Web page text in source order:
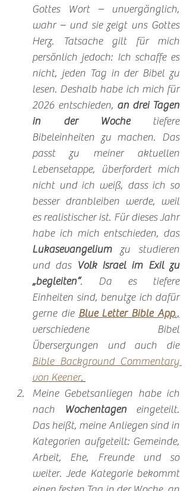
Gottes Wort – unvergänglich,
wahr – und sie zeigt uns Gottes
Herz. Tatsache gilt für mich
persönlich jedoch: Ich schaffe es
nicht, jeden Tag in der Bibel zu
lesen. Deshalb habe ich mich für
2026 entschieden, an drei Tagen
in der Woche tiefere
Bibeleinheiten zu machen. Das
passt zu meiner aktuellen
Lebensetappe, überfordert mich
nicht und ich weiß, dass ich so
besser dranbleiben werde, weil
es realistischer ist. Für dieses Jahr
habe ich mich entschieden, das
Lukasevangelium zu studieren
und das Volk Israel im Exil zu
„begleiten“. Da es tiefere
Einheiten sind, benutze ich dafür
gerne die Blue Letter Bible App.,
verschiedene Bibel
Überserzungen und auch die
Bible Background Commentary
von Keener.
Meine Gebetsanliegen habe ich
nach Wochentagen eingeteilt.
Das heißt, meine Anliegen sind in
Kategorien aufgeteilt: Gemeinde,
Arbeit, Ehe, Freunde und so
weiter. Jede Kategorie bekommt